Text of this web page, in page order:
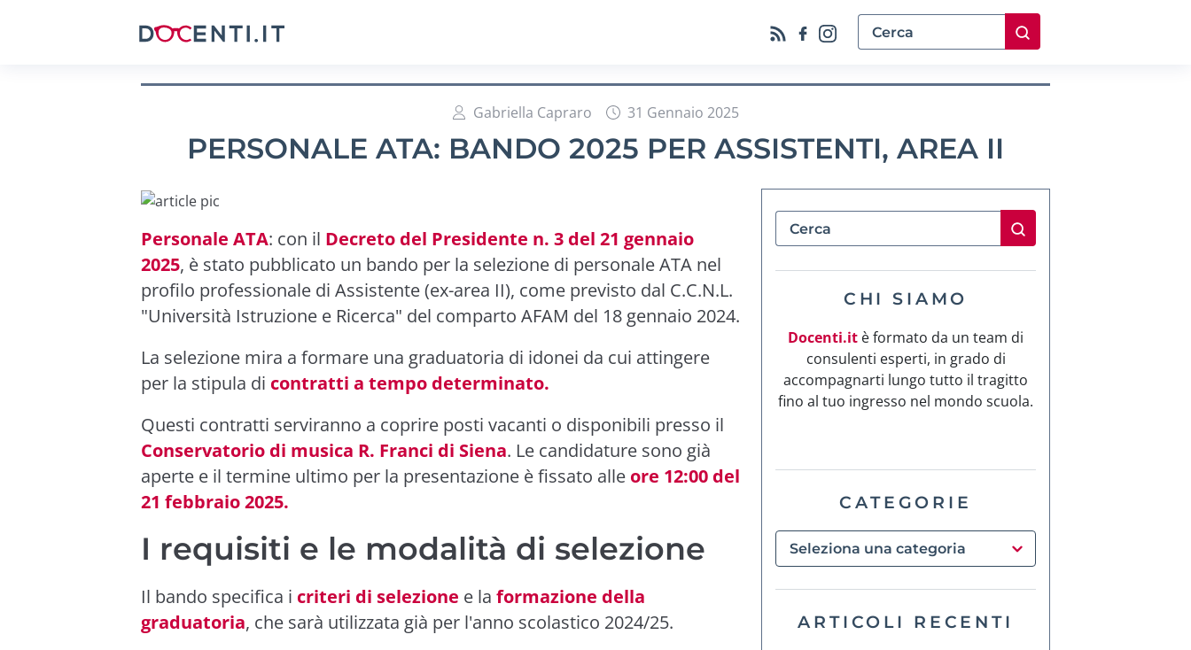
Gabriella Capraro 31 Gennaio 2025
PERSONALE ATA: BANDO 2025 PER ASSISTENTI, AREA II
Personale ATA: con il Decreto del Presidente n. 3 del 21 gennaio
2025, è stato pubblicato un bando per la selezione di personale ATA nel
profilo professionale di Assistente (ex-area II), come previsto dal C.C.N.L.
"Università Istruzione e Ricerca" del comparto AFAM del 18 gennaio 2024.
La selezione mira a formare una graduatoria di idonei da cui attingere
per la stipula di contratti a tempo determinato.
Questi contratti serviranno a coprire posti vacanti o disponibili presso il
Conservatorio di musica R. Franci di Siena. Le candidature sono già
aperte e il termine ultimo per la presentazione è fissato alle ore 12:00 del
21 febbraio 2025.
I requisiti e le modalità di selezione
Il bando specifica i criteri di selezione e la formazione della
graduatoria, che sarà utilizzata già per l'anno scolastico 2024/25.
CHI SIAMO
Docenti.it è formato da un team di
consulenti esperti, in grado di
accompagnarti lungo tutto il tragitto
fino al tuo ingresso nel mondo scuola.
CATEGORIE
ARTICOLI RECENTI